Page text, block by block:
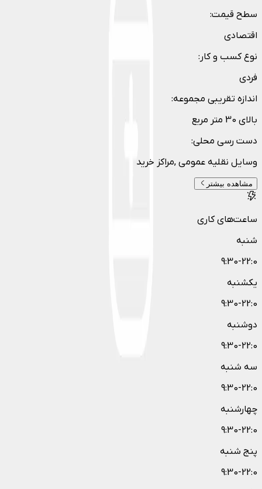
سطح قیمت:
اقتصادی
نوع کسب و کار :
فردی
اندازه تقریبی مجموعه:
بالای 30 متر مربع
دست رسی محلی:
وسایل نقلیه عمومی ,مراکز خرید
مشاهده بیشتر
ساعت‌های کاری
شنبه
9:30-22:0
یکشنبه
9:30-22:0
دوشنبه
9:30-22:0
سه شنبه
9:30-22:0
چهارشنبه
9:30-22:0
پنج شنبه
9:30-22:0